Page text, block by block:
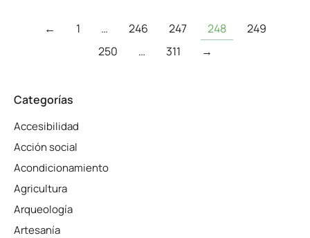
← 1 … 246 247 248
249
250
… 311 →
Categorías
Accesibilidad
Acción social
Acondicionamiento
Agricultura
Arqueología
Artesanía